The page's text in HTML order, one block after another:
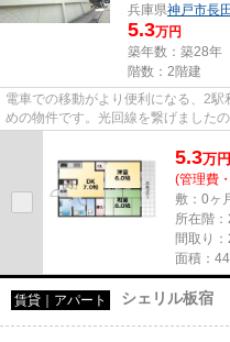
兵庫県神戸市長
5.3万円
築年数：築28年
階数：2階建
電車での移動がより便利になる、2
めの物件です。光回線を繋げました
5.3万円
(管理費
敷：0ヶ
所在階
間取り
面積：
賃貸｜アパート シェリル板宿